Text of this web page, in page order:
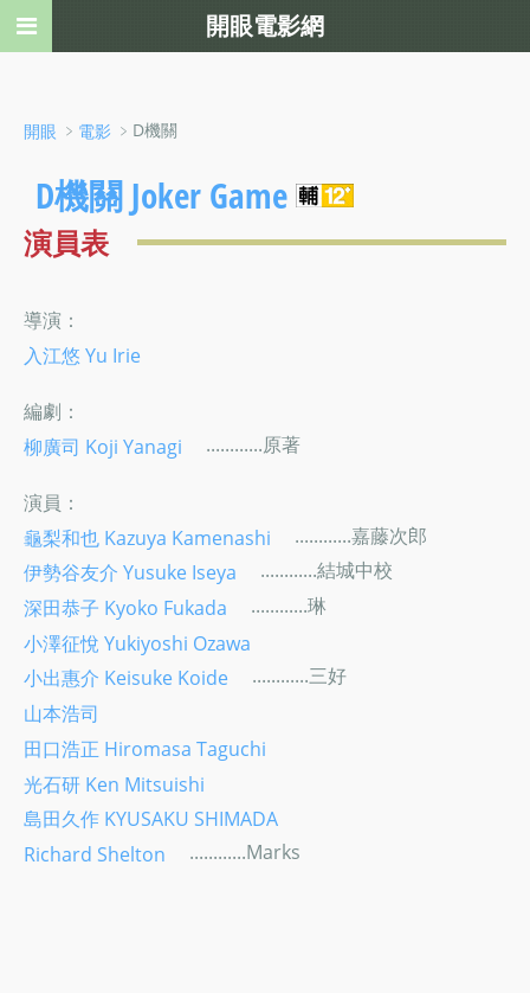
開眼 ﹥ 電影 ﹥D機關
D機關 Joker Game
演員表
導演：
入江悠 Yu Irie
編劇：
柳廣司 Koji Yanagi
............原著
演員：
龜梨和也 Kazuya Kamenashi
............嘉藤次郎
伊勢谷友介 Yusuke Iseya
............結城中校
深田恭子 Kyoko Fukada
............琳
小澤征悅 Yukiyoshi Ozawa
小出惠介 Keisuke Koide
............三好
山本浩司
田口浩正 Hiromasa Taguchi
光石研 Ken Mitsuishi
島田久作 KYUSAKU SHIMADA
Richard Shelton
............Marks
開眼電影網